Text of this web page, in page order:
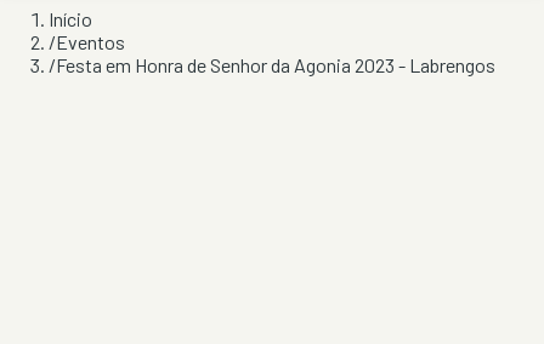
Início
/Eventos
/Festa em Honra de Senhor da Agonia 2023 - Labrengos